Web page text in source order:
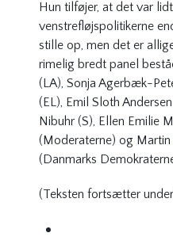
Hun tilføjer, at det var
venstrefløjspolitikerne
stille op, men det er
rimelig bredt panel
(LA), Sonja Agerbæk-
(EL), Emil Sloth
Nibuhr (S), Ellen Emilie
(Moderaterne) og Martin
(Danmarks
(Teksten fortsætter